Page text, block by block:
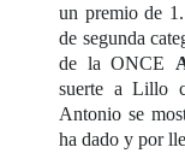
un premio de
de segunda
de la ONCE
suerte a Lillo
Antonio se
ha dado y por